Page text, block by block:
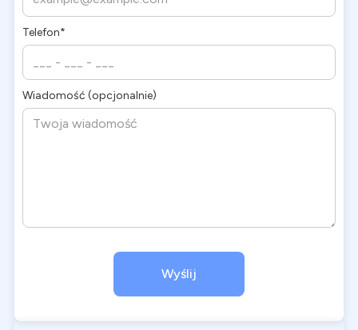
Telefon*
Wiadomość (opcjonalnie)